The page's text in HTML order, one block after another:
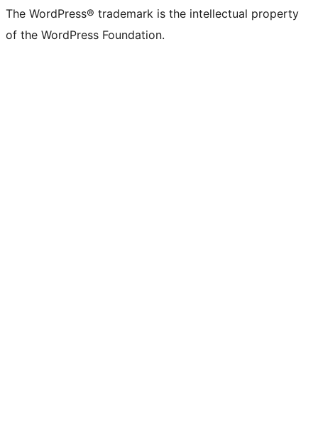
The WordPress® trademark is the intellectual property
of the WordPress Foundation.